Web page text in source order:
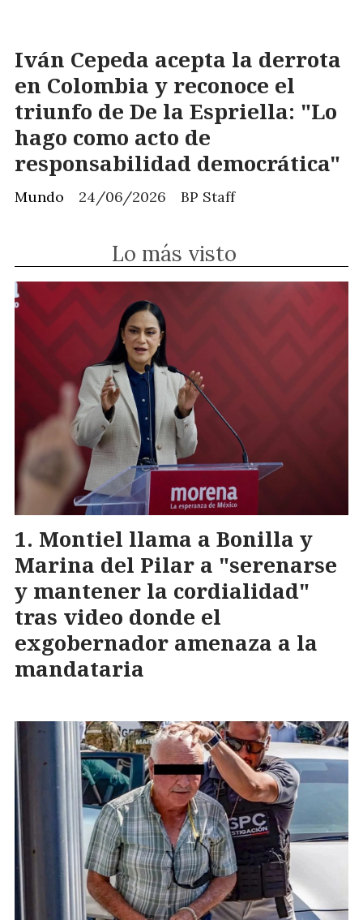
Iván Cepeda acepta la derrota
en Colombia y reconoce el
triunfo de De la Espriella: "Lo
hago como acto de
responsabilidad democrática"
BP Staff
Mundo 24/06/2026
Lo más visto
Montiel llama a Bonilla y
Marina del Pilar a "serenarse
y mantener la cordialidad"
tras video donde el
exgobernador amenaza a la
mandataria